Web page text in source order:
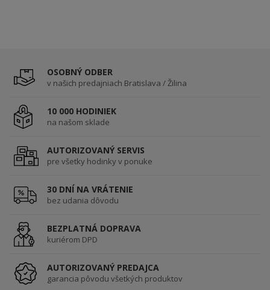
OSOBNÝ ODBER
v našich predajniach Bratislava / Žilina
10 000 HODINIEK
na našom sklade
AUTORIZOVANÝ SERVIS
pre všetky hodinky v ponuke
30 DNÍ NA VRÁTENIE
bez udania dôvodu
BEZPLATNÁ DOPRAVA
kuriérom DPD
AUTORIZOVANÝ PREDAJCA
garancia pôvodu všetkých produktov